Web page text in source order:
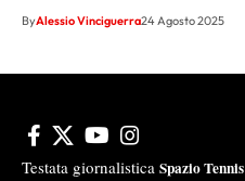
ByAlessio Vinciguerra24 Agosto 2025
Testata giornalistica Spazio Tennis